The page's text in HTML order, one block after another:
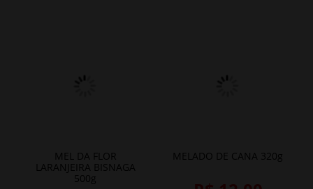
MEL DA FLOR
LARANJEIRA BISNAGA
500g
MELADO DE CANA 320g